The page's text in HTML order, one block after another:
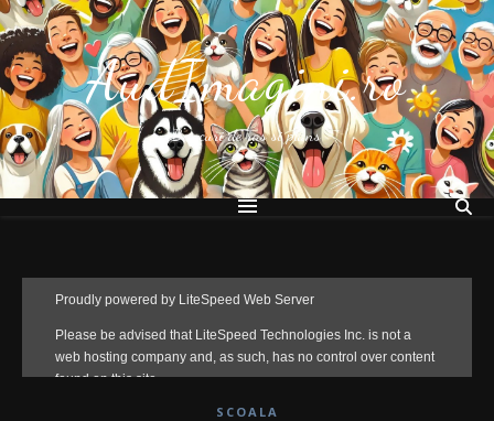
AudImagini.ro
Bancuri de ras si plans
SCOALA